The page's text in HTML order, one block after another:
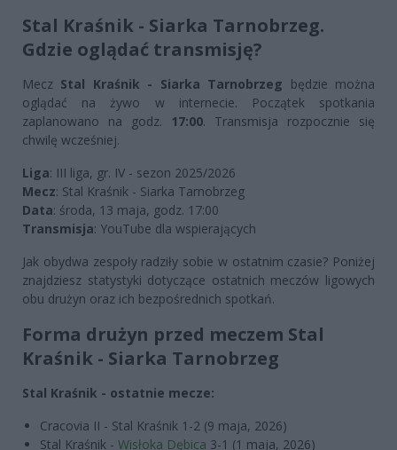
Stal Kraśnik - Siarka Tarnobrzeg.
Gdzie oglądać transmisję?
Mecz Stal Kraśnik - Siarka Tarnobrzeg będzie można
oglądać na żywo w internecie. Początek spotkania
zaplanowano na godz. 17:00. Transmisja rozpocznie się
chwilę wcześniej.
Liga: III liga, gr. IV - sezon 2025/2026
Mecz: Stal Kraśnik - Siarka Tarnobrzeg
Data: środa, 13 maja, godz. 17:00
Transmisja: YouTube dla wspierających
Jak obydwa zespoły radziły sobie w ostatnim czasie? Poniżej
znajdziesz statystyki dotyczące ostatnich meczów ligowych
obu drużyn oraz ich bezpośrednich spotkań.
Forma drużyn przed meczem Stal
Kraśnik - Siarka Tarnobrzeg
Stal Kraśnik - ostatnie mecze:
Cracovia II - Stal Kraśnik 1-2 (9 maja, 2026)
Stal Kraśnik - Wisłoka Dębica 3-1 (1 maja, 2026)